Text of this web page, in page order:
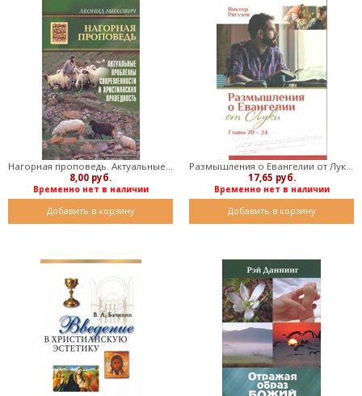
8,00 руб.
Временно нет в наличии
Добавить в корзину
17,65 руб.
Временно нет в наличии
Добавить в корзину